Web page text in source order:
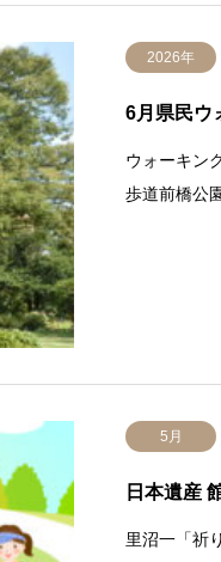
2026年
6月県民
ウォーキン
歩道前橋公
5月
日本遺産
里沼一「祈